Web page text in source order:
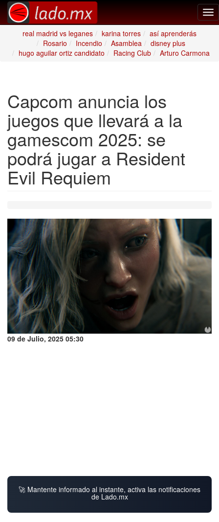
real madrid vs leganes
karina torres
así aprenderás
Rosario
Incendio Asamblea
disney plus
hugo aguilar ortiz candidato
Racing Club Arturo Carmona
Capcom anuncia los
juegos que llevará a la
gamescom 2025: se
podrá jugar a Resident
Evil Requiem
09 de Julio, 2025 05:30
🚀 Mantente informado al instante, activa las notificaciones
de Lado.mx